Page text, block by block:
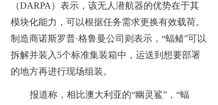
（DARPA）表示，该无人潜航器的优势在于其
模块化能力，可以根据任务需求更换有效载荷。
制造商诺斯罗普·格鲁曼公司则表示，“蝠鲼”可以
拆解并装入5个标准集装箱中，运送到想要部署
的地方再进行现场组装。
报道称，相比澳大利亚的“幽灵鲨”，“蝠